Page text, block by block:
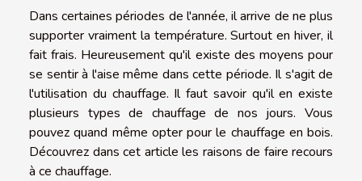
Dans certaines périodes de l'année, il arrive de ne plus
supporter vraiment la température. Surtout en hiver, il
fait frais. Heureusement qu'il existe des moyens pour
se sentir à l'aise même dans cette période. Il s'agit de
l'utilisation du chauffage. Il faut savoir qu'il en existe
plusieurs types de chauffage de nos jours. Vous
pouvez quand même opter pour le chauffage en bois.
Découvrez dans cet article les raisons de faire recours
à ce chauffage.